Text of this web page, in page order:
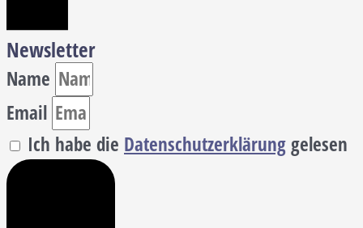
Newsletter
Name
Email
Ich habe die Datenschutzerklärung gelesen